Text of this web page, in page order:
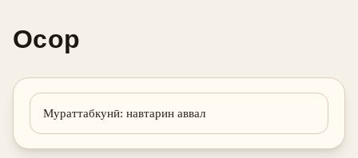
Осор
Мураттабкунӣ: навтарин аввал